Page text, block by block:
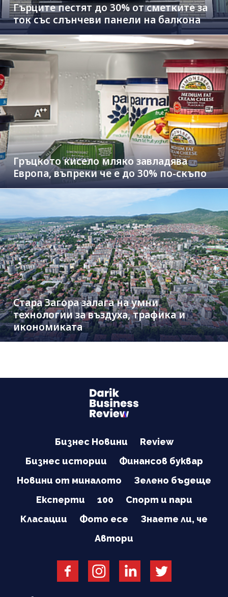
Гърците пестят до 30% от сметките за
ток със слънчеви панели на балкона
Гръцкото кисело мляко завладява
Европа, въпреки че е до 30% по-скъпо
Стара Загора залага на умни
технологии за въздуха, трафика и
икономиката
Бизнес Новини
Review
Бизнес истории
Финансов буквар
Новини от миналото
Зелено бъдеще
Експерти
100
Спорт и пари
Класации
Фото есе
Знаете ли, че
Автори